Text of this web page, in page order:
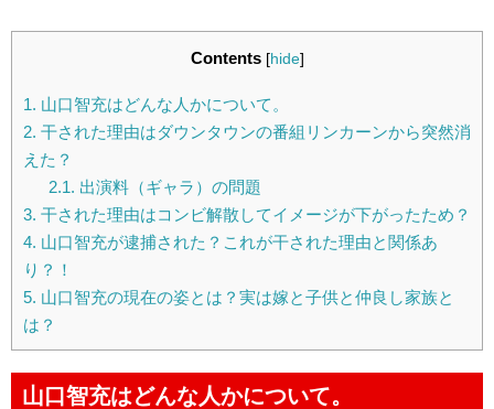
Contents [hide]
1. 山口智充はどんな人かについて。
2. 干された理由はダウンタウンの番組リンカーンから突然消
えた？
2.1. 出演料（ギャラ）の問題
3. 干された理由はコンビ解散してイメージが下がったため？
4. 山口智充が逮捕された？これが干された理由と関係あ
り？！
5. 山口智充の現在の姿とは？実は嫁と子供と仲良し家族と
は？
山口智充はどんな人かについて。